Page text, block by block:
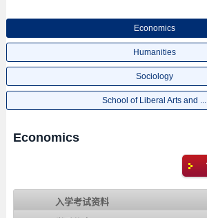
Economics
Humanities
Sociology
School of Liberal Arts and ...
Economics
入学考试资料